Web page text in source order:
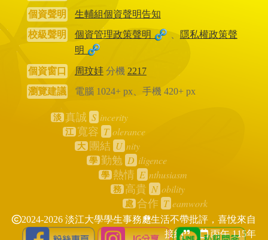
個資聲明
生輔組個資聲明告知
校級聲明
個資管理政策聲明 、
隱私權政策聲
明
個資窗口 周玟妦分機 2217
瀏覽建議
電腦 1024+ px、手機 420+ px
淡 真誠 S incerity
江 寬容 T olerance
大 團結 U nity
學 勤勉 D iligence
學 熱情 E nthusiasm
務 高貴 N obility
處 合作 T eamwork
2024-2026 淡江大學學生事務處生活不帶批評，喜悅來自
接納
丙午 115年